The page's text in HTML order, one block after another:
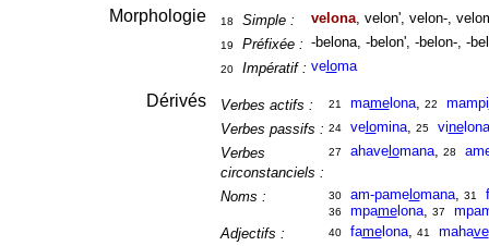
Morphologie 18 Simple : velona, velon', velon-,
19 Préfixée : -belona, -belon', -belon-, -
20 Impératif : veloma
Dérivés Verbes actifs : 21 mamelona, 22 mampi
Verbes passifs : 24 velomina, 25 vinelona
Verbes
circonstanciels :
27 ahavelomana, 28
Noms : 30 am-pamelomana, 31
36 mpamelona, 37
Adjectifs :
40 famelona, 41 mahave